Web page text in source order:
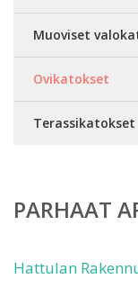
Muoviset
Ovikatokset
Terassikatokset
PARHAAT
Hattulan